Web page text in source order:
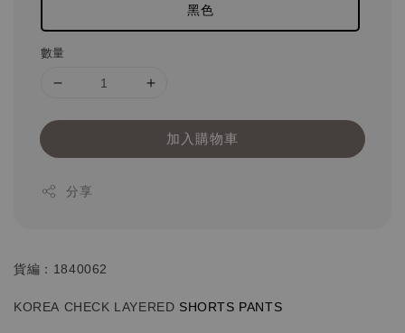
黑色
數量
加入購物車
分享
貨編：1840062
KOREA CHECK LAYERED SHORTS PANTS